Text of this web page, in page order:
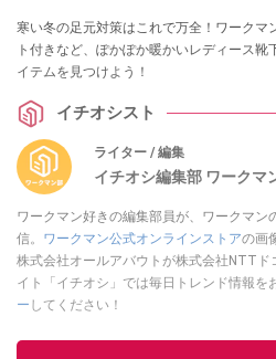
寒い冬の足元対策はこれで万全！ワークマ
ト付きなど、ぽかぽか暖かいレディース
イテムを見つけよう！
イチオシスト
ライター / 編集
イチオシ編集部 ワークマ
ワークマン好きの編集部員が、ワークマン
信。 ワークマン公式オンラインストアの画
株式会社オールアバウトが株式会社NTT
イト「イチオシ」では毎日トレンド情報を
ー してください！
このイ